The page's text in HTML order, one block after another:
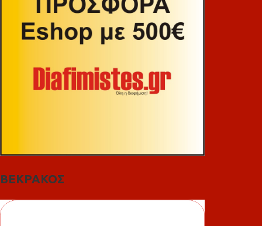
ΒΕΚΡΑΚΟΣ